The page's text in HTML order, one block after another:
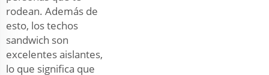
rodean. Además de
esto, los techos
sandwich son
excelentes aislantes,
lo que significa que